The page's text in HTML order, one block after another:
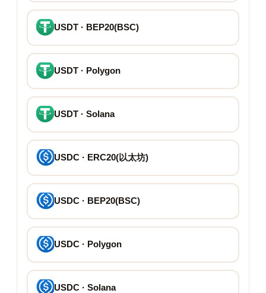
USDT · BEP20(BSC)
USDT · Polygon
USDT · Solana
USDC · ERC20(以太坊)
USDC · BEP20(BSC)
USDC · Polygon
USDC · Solana